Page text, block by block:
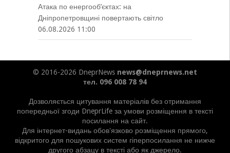
Атака по енергооб’єктах: на
Дніпропетровщині повертають світло
06.08.2026 11:00
© 2016-2026 DneprNews news@dneprnews.net
тел. 096 008 78 94
Дозволяється цитування матеріалів без отримання
попередньої згоди DneprLife за умови розміщення в тексті
посилання на сайт.
Для інтернет-видань обов'язково розміщення прямого,
відкритого для пошукових систем гіперпосилання не нижче
другого абзацу в тексті або як джерело.